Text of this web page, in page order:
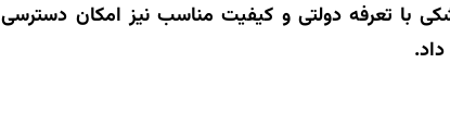
با تعرفه دولتی و کیفیت مناسب نیز امکان دسترسی